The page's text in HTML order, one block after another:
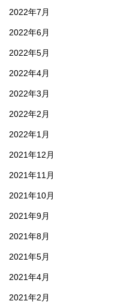
2022年7月
2022年6月
2022年5月
2022年4月
2022年3月
2022年2月
2022年1月
2021年12月
2021年11月
2021年10月
2021年9月
2021年8月
2021年5月
2021年4月
2021年2月